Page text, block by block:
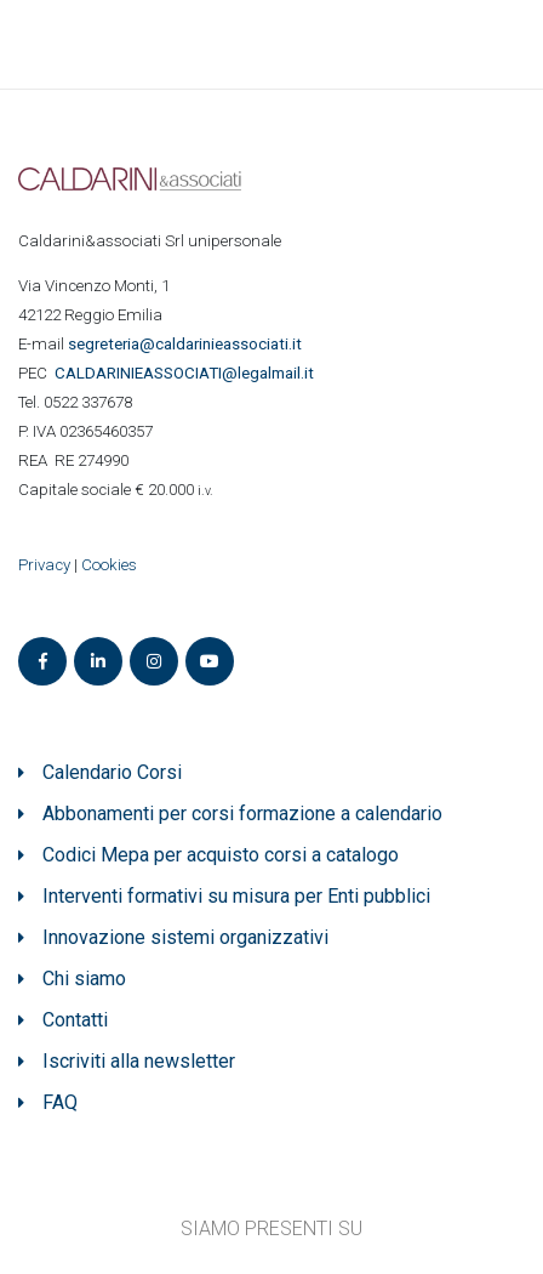
Caldarini&associati Srl unipersonale
Via Vincenzo Monti, 1
42122 Reggio Emilia
E-mail segreteria@caldarinieassociati.it
PEC CALDARINIEASSOCIATI@legalmail.it
Tel. 0522 337678
P. IVA 02365460357
REA RE 274990
Capitale sociale € 20.000 i.v.
Privacy | Cookies
Calendario Corsi
Abbonamenti per corsi formazione a calendario
Codici Mepa per acquisto corsi a catalogo
Interventi formativi su misura per Enti pubblici
Innovazione sistemi organizzativi
Chi siamo
Contatti
Iscriviti alla newsletter
FAQ
SIAMO PRESENTI SU